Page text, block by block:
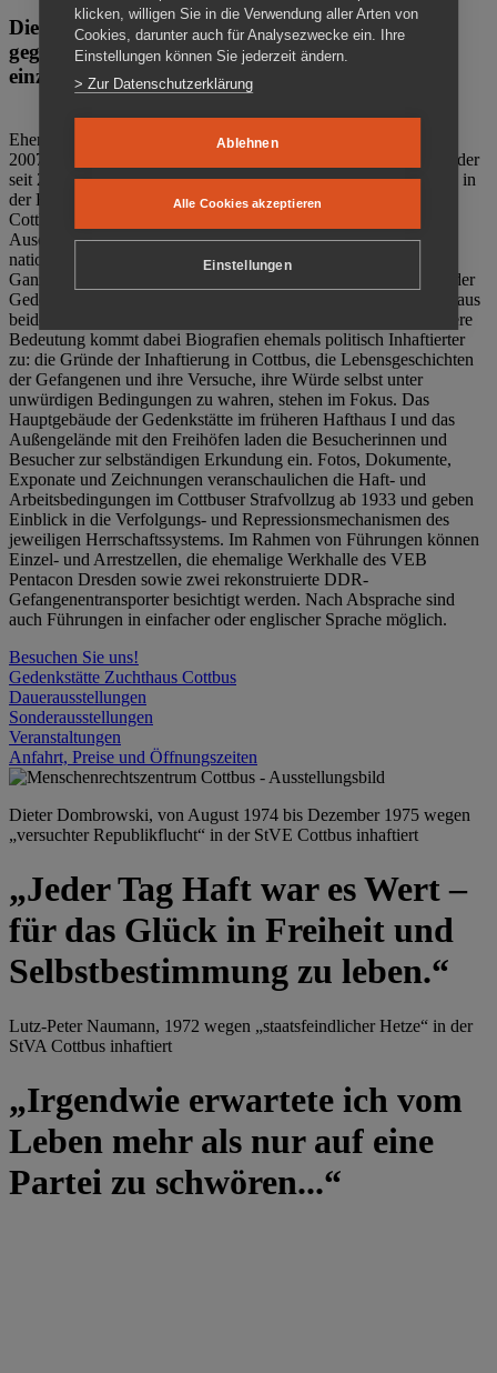
Die Gedenkstätte Zuchthaus Cottbus ist ein Ort
gegen das Vergessen. Anschaulich, nah und
einzigartig.
Ehemalige politische Häftlinge der DDR gründeten im Oktober
2007 den Verein Menschenrechtszentrum Cottbus e. V. (MRZ), der
seit 2011 Eigentümer des ehemaligen Gefängnisses (1860-2002) in
der Bautzener Straße und Träger der Gedenkstätte Zuchthaus
Cottbus ist. Im Zentrum der Arbeit der Gedenkstätte steht die
Auseinandersetzung mit politischem Unrecht während der
nationalsozialistischen Terrorherrschaft und der SED-Diktatur.
Ganzjährig zeigen mehrere Dauer- und Sonderausstellungen in der
Gedenkstätte Zuchthaus Cottbus Beispiele politischen Unrechts aus
beiden deutschen Diktaturen des 20. Jahrhunderts. Eine besondere
Bedeutung kommt dabei Biografien ehemals politisch Inhaftierter
zu: die Gründe der Inhaftierung in Cottbus, die Lebensgeschichten
der Gefangenen und ihre Versuche, ihre Würde selbst unter
unwürdigen Bedingungen zu wahren, stehen im Fokus. Das
Hauptgebäude der Gedenkstätte im früheren Hafthaus I und das
Außengelände mit den Freihöfen laden die Besucherinnen und
Besucher zur selbständigen Erkundung ein. Fotos, Dokumente,
Exponate und Zeichnungen veranschaulichen die Haft- und
Arbeitsbedingungen im Cottbuser Strafvollzug ab 1933 und geben
Einblick in die Verfolgungs- und Repressionsmechanismen des
jeweiligen Herrschaftssystems. Im Rahmen von Führungen können
Einzel- und Arrestzellen, die ehemalige Werkhalle des VEB
Pentacon Dresden sowie zwei rekonstruierte DDR-
Gefangenentransporter besichtigt werden. Nach Absprache sind
auch Führungen in einfacher oder englischer Sprache möglich.
Besuchen Sie uns!
Gedenkstätte Zuchthaus Cottbus
Dauerausstellungen
Sonderausstellungen
Veranstaltungen
Anfahrt, Preise und Öffnungszeiten
Dieter Dombrowski, von August 1974 bis Dezember 1975 wegen
„versuchter Republikflucht“ in der StVE Cottbus inhaftiert
„Jeder Tag Haft war es Wert –
für das Glück in Freiheit und
Selbstbestimmung zu leben.“
Lutz-Peter Naumann, 1972 wegen „staatsfeindlicher Hetze“ in der
StVA Cottbus inhaftiert
„Irgendwie erwartete ich vom
Leben mehr als nur auf eine
Partei zu schwören...“
klicken, willigen Sie in die Verwendung aller Arten von
Cookies, darunter auch für Analysezwecke ein. Ihre
Einstellungen können Sie jederzeit ändern.
> Zur Datenschutzerklärung
Ablehnen
Alle Cookies akzeptieren
Einstellungen